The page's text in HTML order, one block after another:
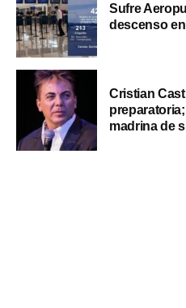
Sufre
descenso
Cristian
madrina de